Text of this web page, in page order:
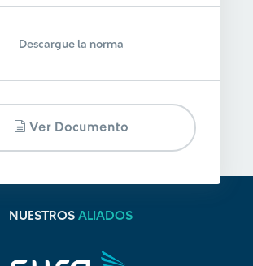
Descargue la norma
Ver Documento
NUESTROS ALIADOS